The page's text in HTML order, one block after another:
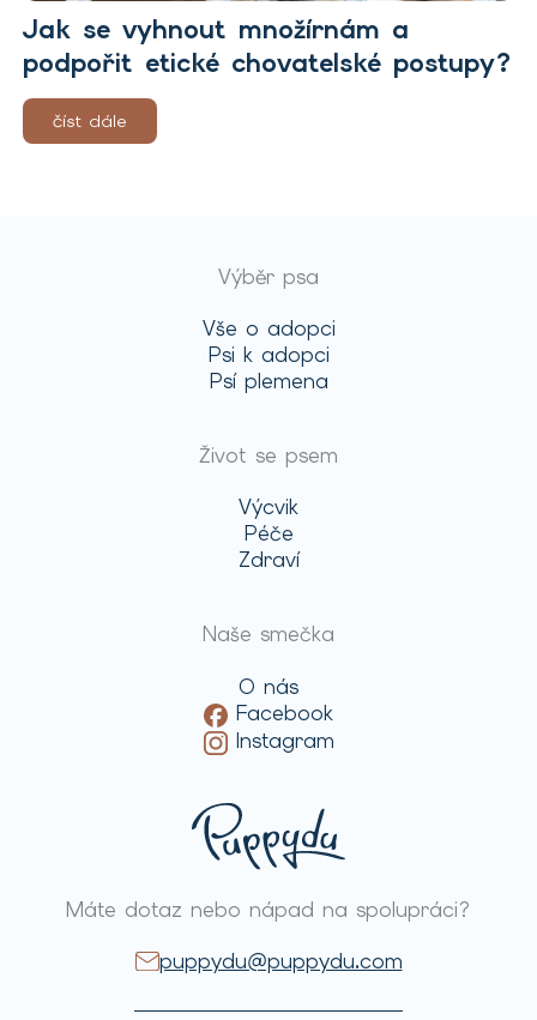
Jak se vyhnout množírnám a
podpořit etické chovatelské postupy?
číst dále
Výběr psa
Vše o adopci
Psi k adopci
Psí plemena
Život se psem
Výcvik
Péče
Zdraví
Naše smečka
O nás
Facebook
Instagram
Máte dotaz nebo nápad na spolupráci?
puppydu@puppydu.com